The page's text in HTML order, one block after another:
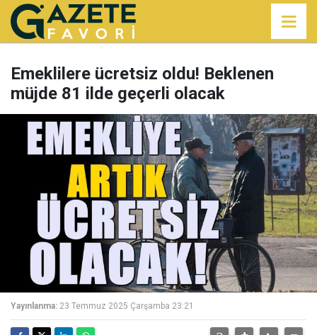
Emeklilere ücretsiz oldu! Beklenen
müjde 81 ilde geçerli olacak
Yayınlanma: 23 Temmuz 2025 Çarşamba 23:21